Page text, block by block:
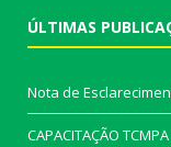
ÚLTIMAS
Nota de
CAPACITAÇÃO